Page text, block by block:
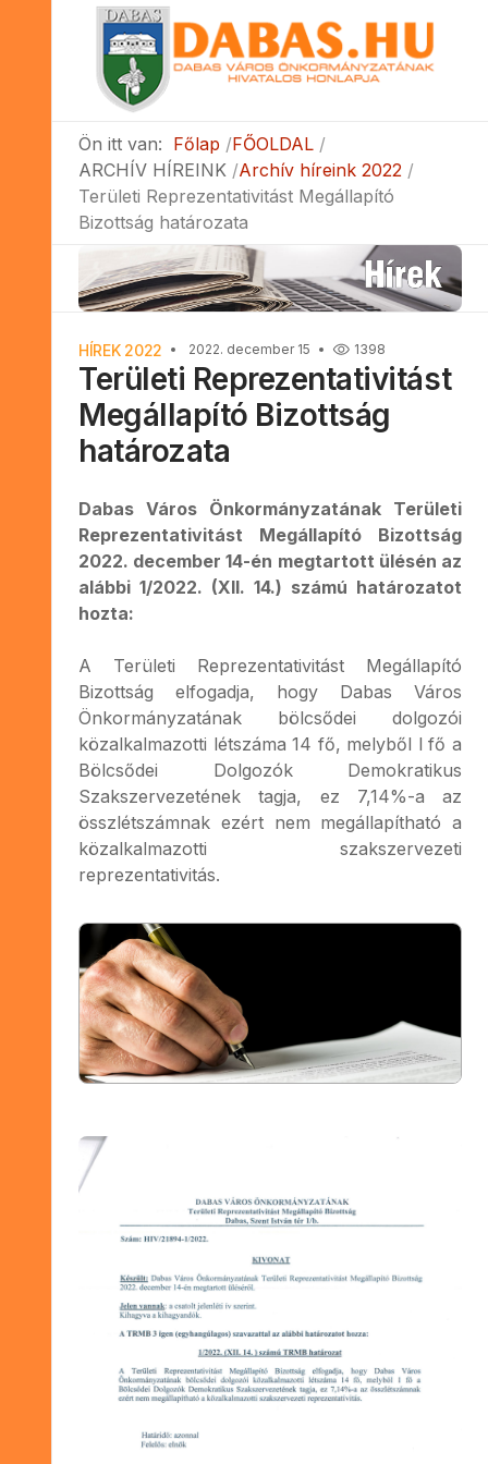
Ön itt van: Főlap
FŐOLDAL
ARCHÍV HÍREINK Archív híreink 2022
Területi Reprezentativitást Megállapító
Bizottság határozata
HÍREK 2022 2022. december 15 1398
Területi Reprezentativitást
Megállapító Bizottság
határozata
Dabas Város Önkormányzatának Területi
Reprezentativitást Megállapító Bizottság
2022. december 14-én megtartott ülésén az
alábbi 1/2022. (XII. 14.) számú határozatot
hozta:
A Területi Reprezentativitást Megállapító
Bizottság elfogadja, hogy Dabas Város
Önkormányzatának bölcsődei dolgozói
közalkalmazotti létszáma 14 fő, melyből l fő a
Bölcsődei Dolgozók Demokratikus
Szakszervezetének tagja, ez 7,14%-a az
összlétszámnak ezért nem megállapítható a
közalkalmazotti szakszervezeti
reprezentativitás.